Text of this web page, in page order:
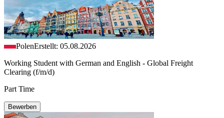
PolenErstellt: 05.08.2026
Working Student with German and English - Global Freight
Clearing (f/m/d)
Part Time
Bewerben